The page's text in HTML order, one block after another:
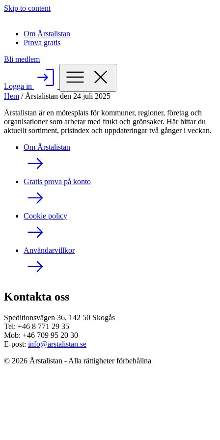
Skip to content
Om Årstalistan
Prova gratis
Bli medlem
Logga in
Hem / Årstalistan den 24 juli 2025
Årstalistan är en mötesplats för kommuner, regioner, företag och
organisationer som arbetar med frukt och grönsaker. Här hittar du
aktuellt sortiment, prisindex och uppdateringar två gånger i veckan.
Om Årstalistan
Gratis prova på konto
Cookie policy
Användarvillkor
Kontakta oss
Speditionsvägen 36, 142 50 Skogås
Tel: +46 8 771 29 35
Mob: +46 709 95 20 30
E-post: info@arstalistan.se
© 2026 Årstalistan - Alla rättigheter förbehållna